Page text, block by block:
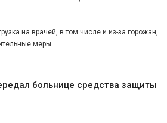
на врачей, в том числе и из-за горожан,
меры.
больнице средства защиты